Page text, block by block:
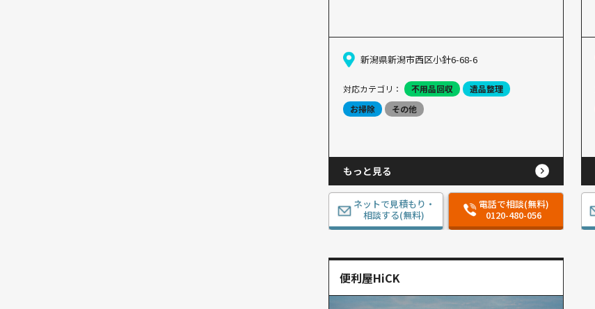
新潟県新潟市西区小針6-68-6
対応カテゴリ： 不用品回収
遺品整理
お掃除
その他
もっと見る
ネットで見積もり・
相談する(無料)
電話で相談(無料)
0120-480-056
便利屋HiCK